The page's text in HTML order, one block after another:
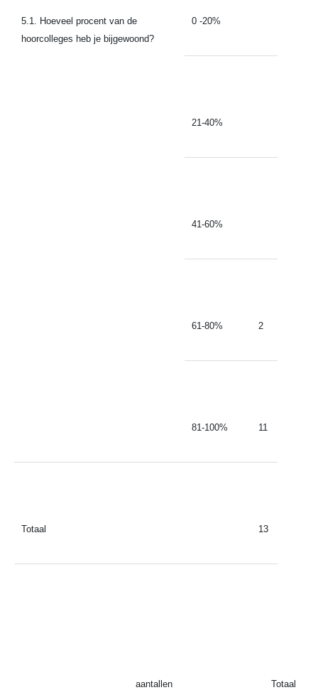
5.1. Hoeveel procent van de
hoorcolleges heb je bijgewoond?
0 -20%
21-40%
41-60%
61-80% 2
81-100% 11
Totaal 13
aantallen Totaal